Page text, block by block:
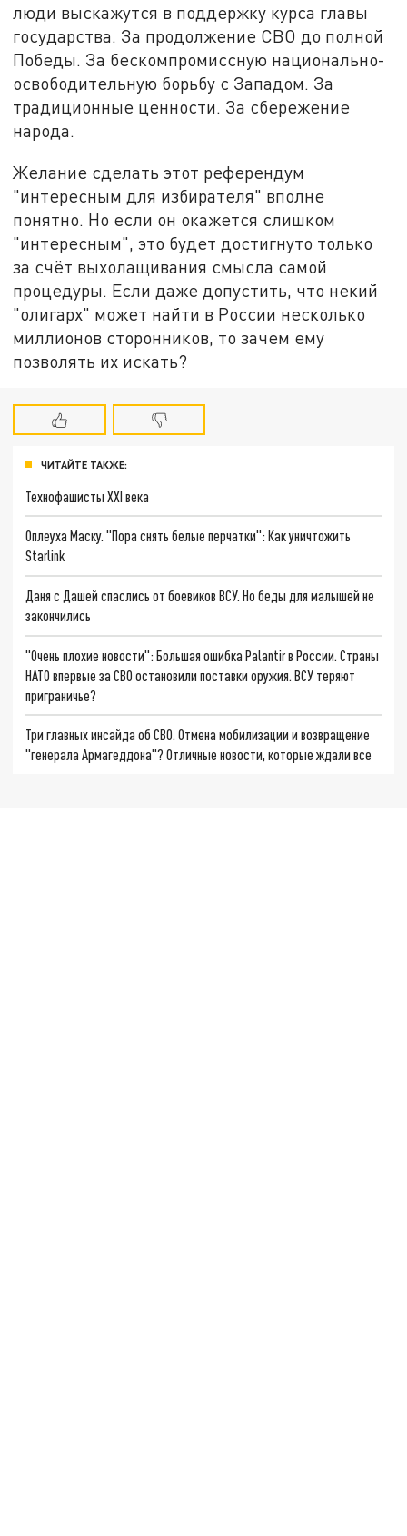
люди выскажутся в поддержку курса главы
государства. За продолжение СВО до полной
Победы. За бескомпромиссную национально-
освободительную борьбу с Западом. За
традиционные ценности. За сбережение
народа.
Желание сделать этот референдум
"интересным для избирателя" вполне
понятно. Но если он окажется слишком
"интересным", это будет достигнуто только
за счёт выхолащивания смысла самой
процедуры. Если даже допустить, что некий
"олигарх" может найти в России несколько
миллионов сторонников, то зачем ему
позволять их искать?
ЧИТАЙТЕ ТАКЖЕ:
Технофашисты XXI века
Оплеуха Маску. "Пора снять белые перчатки": Как уничтожить
Starlink
Даня с Дашей спаслись от боевиков ВСУ. Но беды для малышей не
закончились
"Очень плохие новости": Большая ошибка Palantir в России. Страны
НАТО впервые за СВО остановили поставки оружия. ВСУ теряют
приграничье?
Три главных инсайда об СВО. Отмена мобилизации и возвращение
"генерала Армагеддона"? Отличные новости, которые ждали все